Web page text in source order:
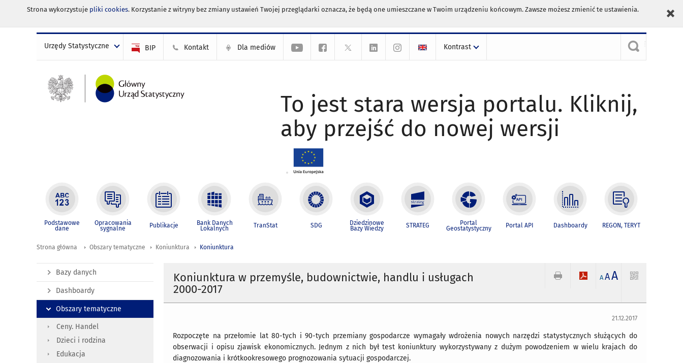
Strona wykorzystuje pliki cookies. Korzystanie z witryny bez zmiany ustawień Twojej przeglądarki oznacza, że będą one umieszczane w Twoim urządzeniu końcowym. Zawsze możesz zmienić te ustawienia.
Urzędy Statystyczne BIP Kontakt Dla mediów Kontrast
To jest stara wersja portalu. Kliknij,
aby przejść do nowej wersji
Podstawowe
dane
Opracowania
sygnalne Publikacje Bank Danych
Lokalnych TranStat SDG Dziedzinowe
Bazy Wiedzy STRATEG Portal
Geostatystyczny Portal API Dashboardy REGON, TERYT
Strona główna Obszary tematyczne Koniunktura Koniunktura
Koniunktura w przemyśle, budownictwie, handlu i usługach
2000-2017
A AA
21.12.2017
Rozpoczęte na przełomie lat 80-tych i 90-tych przemiany gospodarcze wymagały wdrożenia nowych narzędzi statystycznych służących do
obserwacji i opisu zjawisk ekonomicznych. Jednym z nich był test koniunktury wykorzystywany z dużym powodzeniem w wielu krajach do
diagnozowania i krótkookresowego prognozowania sytuacji gospodarczej.
Bazy danych
Dashboardy
Obszary tematyczne
Ceny. Handel
Dzieci i rodzina
Edukacja